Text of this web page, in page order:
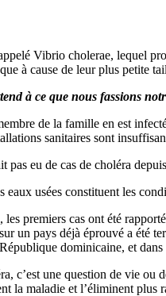
Vibrio cholerae, lequel
à cause de leur plus petite
à ce que nous fassions
de la famille en est
sanitaires sont
eu de cas de choléra
usées constituent les
premiers cas ont été
un pays déjà éprouvé a été
dominicaine, et
c’est une question de vie
la maladie et l’éliminent plus